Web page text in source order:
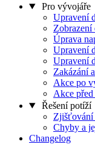
Pro vývojáře
Upravení
Zobrazení
Úprava
Upravení
Upravení
Zakázání
Akce po
Akce před
Řešení potíží
Zjišťování
Chyby a
Changelog